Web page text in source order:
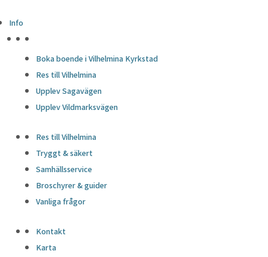
Info
Boka boende i Vilhelmina Kyrkstad
Res till Vilhelmina
Upplev Sagavägen
Upplev Vildmarksvägen
Res till Vilhelmina
Tryggt & säkert
Samhällsservice
Broschyrer & guider
Vanliga frågor
Kontakt
Karta